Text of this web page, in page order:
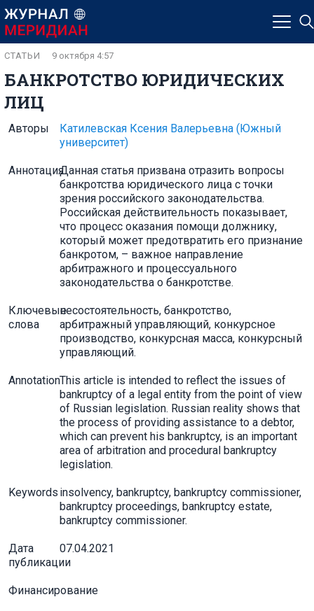
БАНКРОТСТВО ЮРИДИЧЕСКИХ
ЛИЦ
СТАТЬИ 9 октября 4:57
Авторы Катилевская Ксения Валерьевна (Южный
университет)
АннотацияДанная статья призвана отразить вопросы
банкротства юридического лица с точки
зрения российского законодательства.
Российская действительность показывает,
что процесс оказания помощи должнику,
который может предотвратить его признание
банкротом, – важное направление
арбитражного и процессуального
законодательства о банкротстве.
Ключевые
слова
несостоятельность, банкротство,
арбитражный управляющий, конкурсное
производство, конкурсная масса, конкурсный
управляющий.
AnnotationThis article is intended to reflect the issues of
bankruptcy of a legal entity from the point of view
of Russian legislation. Russian reality shows that
the process of providing assistance to a debtor,
which can prevent his bankruptcy, is an important
area of arbitration and procedural bankruptcy
legislation.
Keywords insolvency, bankruptcy, bankruptcy commissioner,
bankruptcy proceedings, bankruptcy estate,
bankruptcy commissioner.
Дата
публикации
07.04.2021
Финансирование